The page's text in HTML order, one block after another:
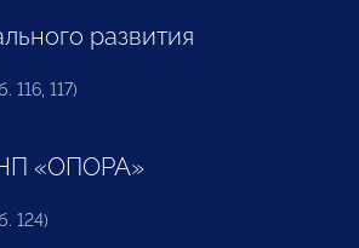
развития
116, 117)
«ОПОРА»
124)